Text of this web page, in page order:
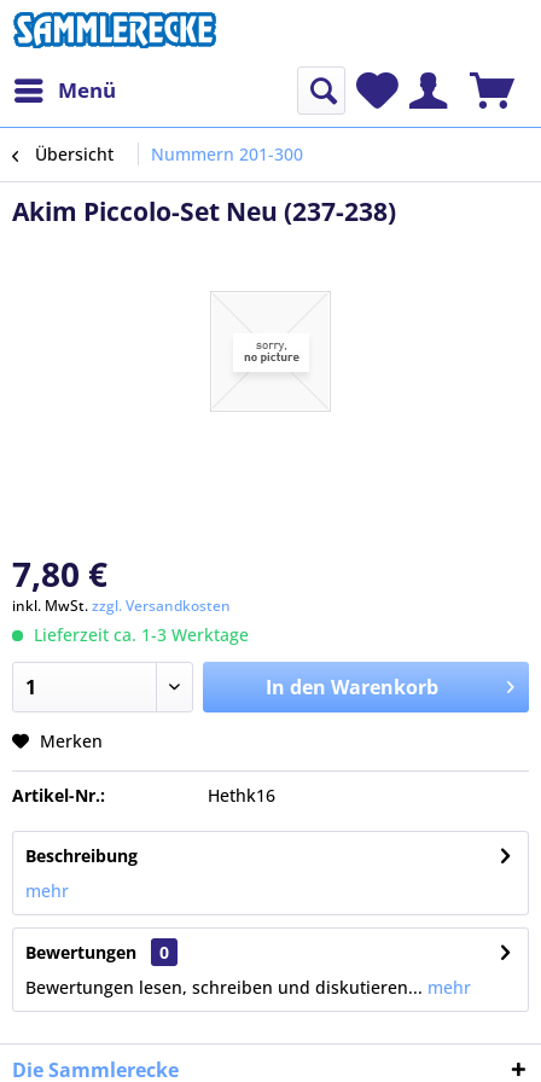
Menü
Übersicht Nummern 201-300
Akim Piccolo-Set Neu (237-238)
7,80 €
inkl. MwSt.zzgl. Versandkosten
Lieferzeit ca. 1-3 Werktage
In den Warenkorb
Merken
Artikel-Nr.: Hethk16
Beschreibung
mehr
Bewertungen
0
Bewertungen lesen, schreiben und diskutieren... mehr
Die Sammlerecke